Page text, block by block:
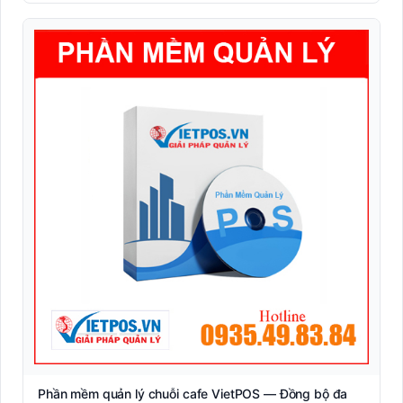
Nhãn giá điện tử
Nhãn Linerless không lót (Eco-friendly)
Nhãn Shipping vận chuyển quốc tế (DHL/UPS/FedEx)
Nhãn y tế dược phẩm (Blood tube, Medicine label)
Nhận dạng sinh trắc học
Mô hình quản lý bán lẻ
Quản lý chuỗi cửa hàng
Phần mềm quản lý chuỗi cafe VietPOS — Đồng bộ đa